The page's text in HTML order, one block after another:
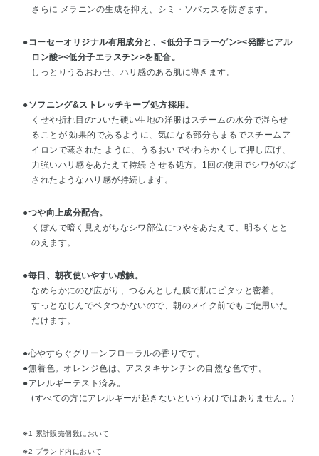
さらに メラニンの生成を抑え、シミ・ソバカスを防ぎます。
●コーセーオリジナル有用成分と、<低分子コラーゲン><発酵ヒアル
ロン酸><低分子エラスチン>を配合。
しっとりうるおわせ、ハリ感のある肌に導きます。
●ソフニング&ストレッチキープ処方採用。
くせや折れ目のついた硬い生地の洋服はスチームの水分で湿らせ
ることが 効果的であるように、気になる部分もまるでスチームア
イロンで蒸された ように、うるおいでやわらかくして押し広げ、
力強いハリ感をあたえて持続 させる処方。1回の使用でシワがのば
されたようなハリ感が持続します。
●つや向上成分配合。
くぼんで暗く見えがちなシワ部位につやをあたえて、明るくとと
のえます。
●毎日、朝夜使いやすい感触。
なめらかにのび広がり、つるんとした膜で肌にピタッと密着。
すっとなじんでベタつかないので、朝のメイク前でもご使用いた
だけます。
●心やすらぐグリーンフローラルの香りです。
●無着色。オレンジ色は、アスタキサンチンの自然な色です。
●アレルギーテスト済み。
(すべての方にアレルギーが起きないというわけではありません。)
※1 累計販売個数において
※2 ブランド内において